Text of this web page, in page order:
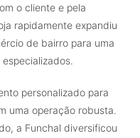
o cliente e pela
rapidamente expandiu
de bairro para uma
personalizado para
uma operação robusta.
a Funchal diversificou